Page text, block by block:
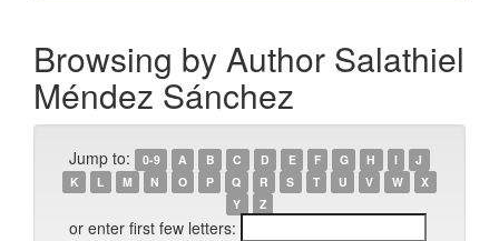
Browsing by Author Salathiel
Méndez Sánchez
Jump to: 0-9 A B C D E F G H I
J
K
L M N O P Q R S T U V W
X
Y
Z
or enter first few letters: